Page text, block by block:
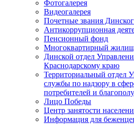
Фотогалерея
Видеогалерея
Почетные звания
Антикоррупционная
Пенсионный фонд
Многоквартирный
Динской отдел
Краснодарскому краю
Территориальный отдел
службы по надзору в
потребителей и
Лицо Победы
Центр занятости
Информация для